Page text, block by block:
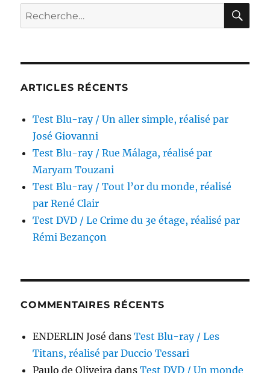
7
jours
en
Recherche
pour :
ARTICLES RÉCENTS
Test Blu-ray / Un aller simple, réalisé par
José Giovanni
Test Blu-ray / Rue Málaga, réalisé par
Maryam Touzani
Test Blu-ray / Tout l’or du monde, réalisé
par René Clair
Test DVD / Le Crime du 3e étage, réalisé par
Rémi Bezançon
COMMENTAIRES RÉCENTS
ENDERLIN José dansTest Blu-ray / Les
Titans, réalisé par Duccio Tessari
Paulo de Oliveira dansTest DVD / Un monde